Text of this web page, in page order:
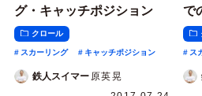
グ・キャッチポジション
クロール
スカーリング キャッチポジション
鉄人スイマー 原英晃
で
ス